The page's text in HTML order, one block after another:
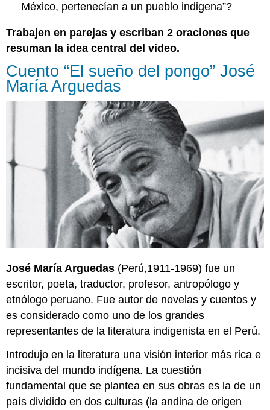
México, pertenecían a un pueblo indigena”?
Trabajen en parejas y escriban 2 oraciones que
resuman la idea central del video.
Cuento “El sueño del pongo” José
María Arguedas
José María Arguedas (Perú,1911-1969) fue un
escritor, poeta, traductor, profesor, antropólogo y
etnólogo peruano. Fue autor de novelas y cuentos y
es considerado como uno de los grandes
representantes de la literatura indigenista en el Perú.
Introdujo en la literatura una visión interior más rica e
incisiva del mundo indígena. La cuestión
fundamental que se plantea en sus obras es la de un
país dividido en dos culturas (la andina de origen